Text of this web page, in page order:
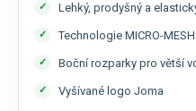
Lehký, prodyšný a
Technologie MICRO-
Boční rozparky pro větší
Vyšívané logo Joma